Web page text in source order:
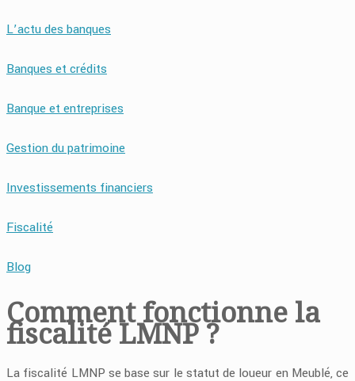
L’actu des banques
Banques et crédits
Banque et entreprises
Gestion du patrimoine
Investissements financiers
Fiscalité
Blog
Comment fonctionne la
fiscalité LMNP ?
La fiscalité LMNP se base sur le statut de loueur en Meublé, ce